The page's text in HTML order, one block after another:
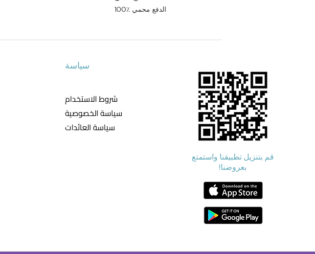
100٪ الدفع محمي
سياسة
شروط الاستخدام
سياسة الخصوصية
سياسة العائدات
قم بتنزيل تطبيقنا واستمتع
بعروضنا!